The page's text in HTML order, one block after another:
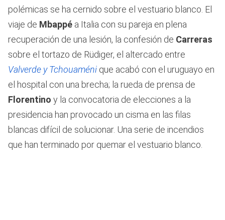
polémicas se ha cernido sobre el vestuario blanco. El
viaje de Mbappé a Italia con su pareja en plena
recuperación de una lesión, la confesión de Carreras
sobre el tortazo de Rüdiger, el altercado entre
Valverde y Tchouaméni que acabó con el uruguayo en
el hospital con una brecha; la rueda de prensa de
Florentino y la convocatoria de elecciones a la
presidencia han provocado un cisma en las filas
blancas difícil de solucionar. Una serie de incendios
que han terminado por quemar el vestuario blanco.